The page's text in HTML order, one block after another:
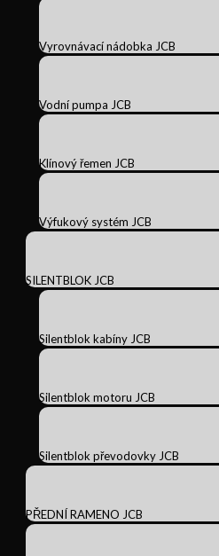
Vyrovnávací nádobka JCB
Vodní pumpa JCB
Klínový řemen JCB
Výfukový systém JCB
SILENTBLOK JCB
Silentblok kabíny JCB
Silentblok motoru JCB
Silentblok převodovky JCB
PŘEDNÍ RAMENO JCB